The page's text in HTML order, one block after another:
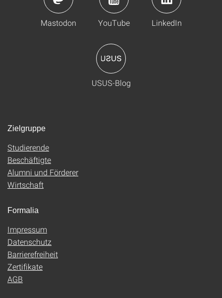
Mastodon YouTube LinkedIn
USUS-Blog
Zielgruppe
Studierende
Beschäftigte
Alumni und Förderer
Wirtschaft
Formalia
Impressum
Datenschutz
Barrierefreiheit
Zertifikate
AGB